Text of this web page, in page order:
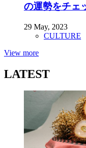
の運勢をチェ
29 May, 2023
CULTURE
View more
LATEST